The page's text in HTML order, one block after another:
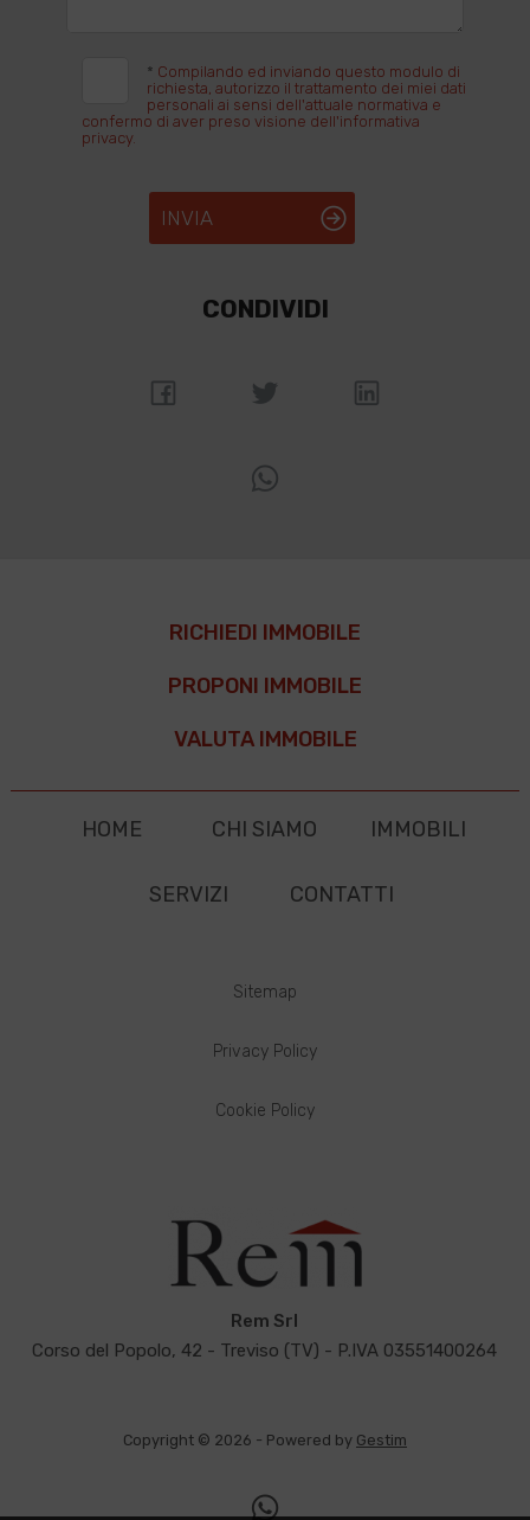
* Compilando ed inviando questo modulo di
richiesta, autorizzo il trattamento dei miei dati
personali ai sensi dell'attuale normativa e
confermo di aver preso visione dell'informativa
privacy.
INVIA
CONDIVIDI
RICHIEDI IMMOBILE
PROPONI IMMOBILE
VALUTA IMMOBILE
HOME CHI SIAMO IMMOBILI
SERVIZI CONTATTI
Sitemap
Privacy Policy
Cookie Policy
Rem Srl
Corso del Popolo, 42 - Treviso (TV) - P.IVA 03551400264
Copyright © 2026 - Powered by Gestim